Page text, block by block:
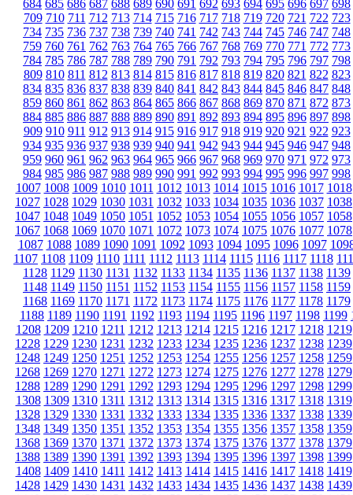
684 685 686 687 688 689 690 691 692 693 694 695 696 697 698
709 710 711 712 713 714 715 716 717 718 719 720 721 722 723
734 735 736 737 738 739 740 741 742 743 744 745 746 747 748
759 760 761 762 763 764 765 766 767 768 769 770 771 772 773
784 785 786 787 788 789 790 791 792 793 794 795 796 797 798
809 810 811 812 813 814 815 816 817 818 819 820 821 822 823
834 835 836 837 838 839 840 841 842 843 844 845 846 847 848
859 860 861 862 863 864 865 866 867 868 869 870 871 872 873
884 885 886 887 888 889 890 891 892 893 894 895 896 897 898
909 910 911 912 913 914 915 916 917 918 919 920 921 922 923
934 935 936 937 938 939 940 941 942 943 944 945 946 947 948
959 960 961 962 963 964 965 966 967 968 969 970 971 972 973
984 985 986 987 988 989 990 991 992 993 994 995 996 997 998
1007 1008 1009 1010 1011 1012 1013 1014 1015 1016 1017 1018
1027 1028 1029 1030 1031 1032 1033 1034 1035 1036 1037 1038
1047 1048 1049 1050 1051 1052 1053 1054 1055 1056 1057 1058
1067 1068 1069 1070 1071 1072 1073 1074 1075 1076 1077 1078
1087 1088 1089 1090 1091 1092 1093 1094 1095 1096 1097
1107 1108 1109 1110 1111 1112 1113 1114 1115 1116 1117 1118
1128 1129 1130 1131 1132 1133 1134 1135 1136 1137 1138 1139
1148 1149 1150 1151 1152 1153 1154 1155 1156 1157 1158 1159
1168 1169 1170 1171 1172 1173 1174 1175 1176 1177 1178 1179
1188 1189 1190 1191 1192 1193 1194 1195 1196 1197 1198 1199
1208 1209 1210 1211 1212 1213 1214 1215 1216 1217 1218 1219
1228 1229 1230 1231 1232 1233 1234 1235 1236 1237 1238 1239
1248 1249 1250 1251 1252 1253 1254 1255 1256 1257 1258 1259
1268 1269 1270 1271 1272 1273 1274 1275 1276 1277 1278 1279
1288 1289 1290 1291 1292 1293 1294 1295 1296 1297 1298 1299
1308 1309 1310 1311 1312 1313 1314 1315 1316 1317 1318 1319
1328 1329 1330 1331 1332 1333 1334 1335 1336 1337 1338 1339
1348 1349 1350 1351 1352 1353 1354 1355 1356 1357 1358 1359
1368 1369 1370 1371 1372 1373 1374 1375 1376 1377 1378 1379
1388 1389 1390 1391 1392 1393 1394 1395 1396 1397 1398 1399
1408 1409 1410 1411 1412 1413 1414 1415 1416 1417 1418 1419
1428 1429 1430 1431 1432 1433 1434 1435 1436 1437 1438 1439